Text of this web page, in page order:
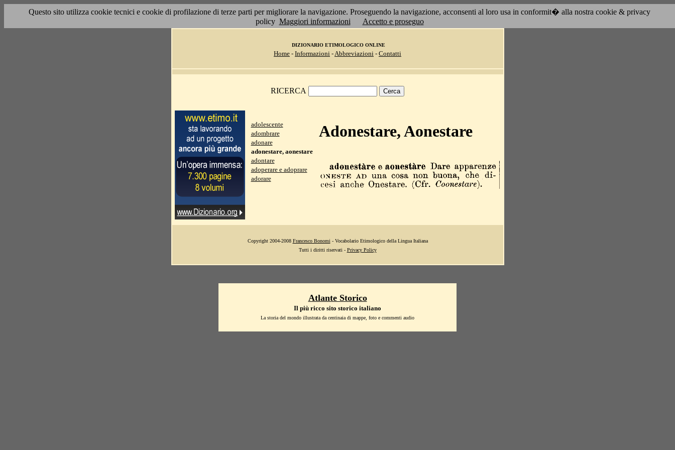
Questo sito utilizza cookie tecnici e cookie di profilazione di terze parti per migliorare la navigazione. Proseguendo la navigazione, acconsenti al loro usa in conformit� alla nostra cookie & privacy
policy Maggiori informazioni Accetto e proseguo
DIZIONARIO ETIMOLOGICO ONLINE
Home - Informazioni -Abbreviazioni - Contatti
RICERCA
adolescente
adombrare
adonare
adonestare, aonestare
adontare
adoperare e adoprare
adorare
Adonestare, Aonestare
Copyright 2004-2008 Francesco Bonomi - Vocabolario Etimologico della Lingua Italiana
Tutti i diritti riservati - Privacy Policy
Atlante Storico
Il più ricco sito storico italiano
La storia del mondo illustrata da centinaia di mappe, foto e commenti audio